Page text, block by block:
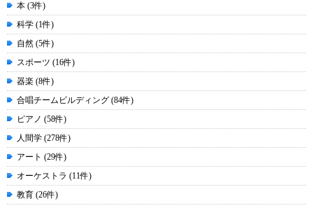
本 (3件)
科学 (1件)
自然 (5件)
スポーツ (16件)
器楽 (8件)
合唱チームビルディング (84件)
ピアノ (58件)
人間学 (278件)
アート (29件)
オーケストラ (11件)
教育 (26件)